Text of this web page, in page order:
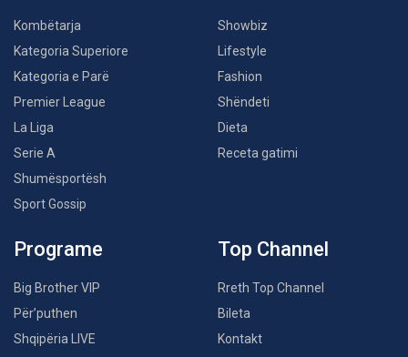
Kombëtarja
Kategoria Superiore
Kategoria e Parë
Premier League
La Liga
Serie A
Shumësportësh
Sport Gossip
Showbiz
Lifestyle
Fashion
Shëndeti
Dieta
Receta gatimi
Programe
Big Brother VIP
Për’puthen
Shqipëria LIVE
Top Channel
Rreth Top Channel
Bileta
Kontakt